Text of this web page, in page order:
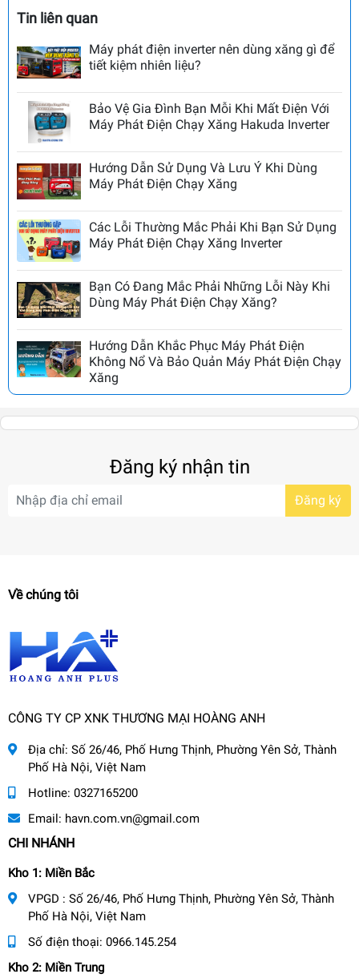
Tin liên quan
Máy phát điện inverter nên dùng xăng gì để
tiết kiệm nhiên liệu?
Bảo Vệ Gia Đình Bạn Mỗi Khi Mất Điện Với
Máy Phát Điện Chạy Xăng Hakuda Inverter
Hướng Dẫn Sử Dụng Và Lưu Ý Khi Dùng
Máy Phát Điện Chạy Xăng
Các Lỗi Thường Mắc Phải Khi Bạn Sử Dụng
Máy Phát Điện Chạy Xăng Inverter
Bạn Có Đang Mắc Phải Những Lỗi Này Khi
Dùng Máy Phát Điện Chạy Xăng?
Hướng Dẫn Khắc Phục Máy Phát Điện
Không Nổ Và Bảo Quản Máy Phát Điện Chạy
Xăng
Đăng ký nhận tin
Đăng ký
Về chúng tôi
CÔNG TY CP XNK THƯƠNG MẠI HOÀNG ANH
Địa chỉ: Số 26/46, Phố Hưng Thịnh, Phường Yên Sở, Thành
Phố Hà Nội, Việt Nam
Hotline: 0327165200
Email: havn.com.vn@gmail.com
CHI NHÁNH
Kho 1: Miền Bắc
VPGD : Số 26/46, Phố Hưng Thịnh, Phường Yên Sở, Thành
Phố Hà Nội, Việt Nam
Số điện thoại: 0966.145.254
Kho 2: Miền Trung